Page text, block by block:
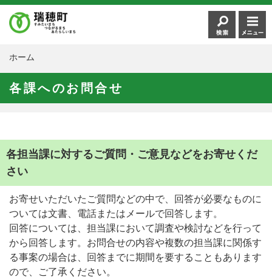
ホーム
各課へのお問合せ
各担当課に対するご質問・ご意見などをお寄せくだ
さい
お寄せいただいたご質問などの中で、回答が必要なものに
ついては文書、電話またはメールで回答します。
回答については、担当課において調査や検討などを行って
から回答します。お問合せの内容や複数の担当課に関係す
る事案の場合は、回答までに期間を要することもあります
ので、ご了承ください。